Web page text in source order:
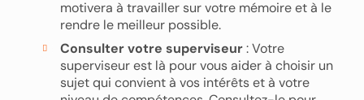
motivera à travailler sur votre mémoire et à le
rendre le meilleur possible.
Consulter votre superviseur: Votre
superviseur est là pour vous aider à choisir un
sujet qui convient à vos intérêts et à votre